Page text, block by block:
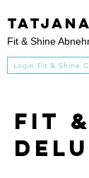
Login Fit & Shine
Fit & Shine
Fit